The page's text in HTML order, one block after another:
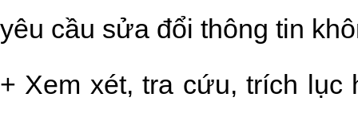
yêu cầu sửa đổi thông tin
+ Xem xét, tra cứu, trích